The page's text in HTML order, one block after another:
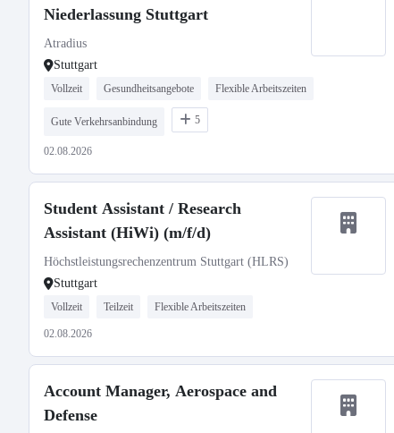
Niederlassung Stuttgart
Atradius
Stuttgart
Vollzeit Gesundheitsangebote Flexible Arbeitszeiten
Gute Verkehrsanbindung 5
02.08.2026
Student Assistant / Research
Assistant (HiWi) (m/f/d)
Höchstleistungsrechenzentrum Stuttgart (HLRS)
Stuttgart
Vollzeit Teilzeit Flexible Arbeitszeiten
02.08.2026
Account Manager, Aerospace and
Defense